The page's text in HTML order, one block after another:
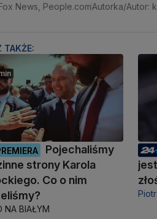
News, People.comAutorka/Autor:
TAKŻE:
Pojechaliśmy
strony Karola
Co o nim
NA BIAŁYM